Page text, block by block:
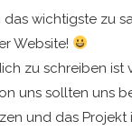
das wichtigste zu
Website!
zu schreiben ist
uns sollten uns
und das Projekt